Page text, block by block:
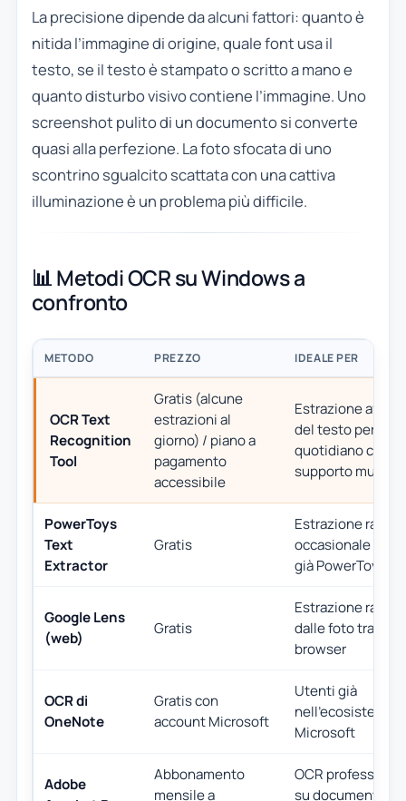
La precisione dipende da alcuni fattori: quanto è
nitida l’immagine di origine, quale font usa il
testo, se il testo è stampato o scritto a mano e
quanto disturbo visivo contiene l’immagine. Uno
screenshot pulito di un documento si converte
quasi alla perfezione. La foto sfocata di uno
scontrino sgualcito scattata con una cattiva
illuminazione è un problema più difficile.
📊 Metodi OCR su Windows a
confronto
METODO PREZZO IDEALE PER
OCR Text
Recognition
Tool
Gratis (alcune
estrazioni al
giorno) / piano a
pagamento
accessibile
Estrazione
del testo per
quotidiano con
supporto
PowerToys
Text
Extractor
Gratis
Estrazione
occasionale se
già PowerToys
Google Lens
(web)
Gratis
Estrazione rapida
dalle foto tramite
browser
OCR di
OneNote
Gratis con
account Microsoft
Utenti già
nell'ecosistema
Microsoft
Adobe
Abbonamento
mensile a
OCR
su documenti